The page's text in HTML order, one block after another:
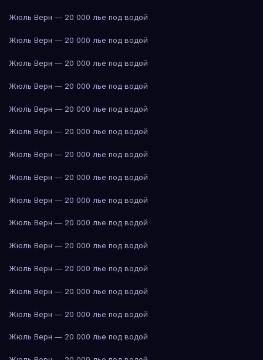
Жюль Верн — 20 000 лье под водой
Жюль Верн — 20 000 лье под водой
Жюль Верн — 20 000 лье под водой
Жюль Верн — 20 000 лье под водой
Жюль Верн — 20 000 лье под водой
Жюль Верн — 20 000 лье под водой
Жюль Верн — 20 000 лье под водой
Жюль Верн — 20 000 лье под водой
Жюль Верн — 20 000 лье под водой
Жюль Верн — 20 000 лье под водой
Жюль Верн — 20 000 лье под водой
Жюль Верн — 20 000 лье под водой
Жюль Верн — 20 000 лье под водой
Жюль Верн — 20 000 лье под водой
Жюль Верн — 20 000 лье под водой